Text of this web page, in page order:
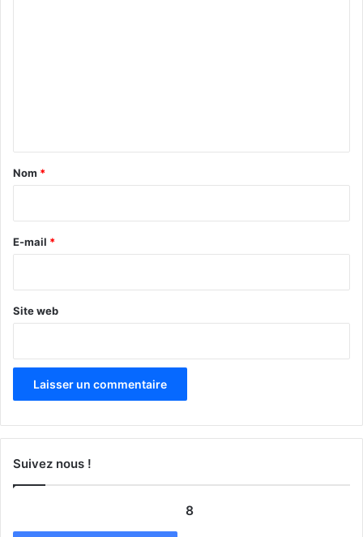
a
e
Nom *
E-mail *
Site web
Suivez nous !
8